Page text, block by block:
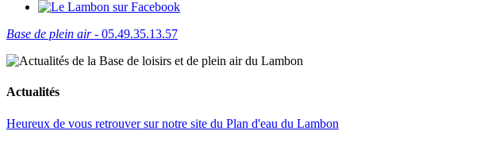
Base de plein air- 05.49.35.13.57
Actualités
Heureux de vous retrouver sur notre site du Plan d'eau du Lambon